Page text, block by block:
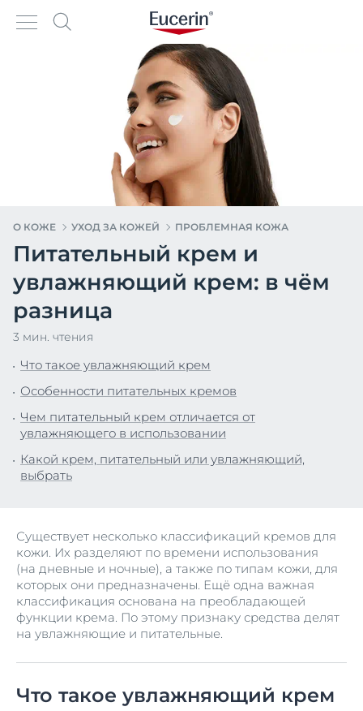
О КОЖЕ УХОД ЗА КОЖЕЙ ПРОБЛЕМНАЯ КОЖА
Питательный крем и
увлажняющий крем: в чём
разница
3 мин. чтения
Что такое увлажняющий крем
Особенности питательных кремов
Чем питательный крем отличается от
увлажняющего в использовании
Какой крем, питательный или увлажняющий,
выбрать
Существует несколько классификаций кремов для
кожи. Их разделяют по времени использования
(на дневные и ночные), а также по типам кожи, для
которых они предназначены. Ещё одна важная
классификация основана на преобладающей
функции крема. По этому признаку средства делят
на увлажняющие и питательные.
Что такое увлажняющий крем